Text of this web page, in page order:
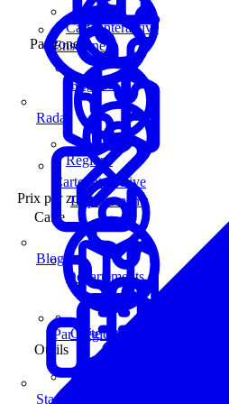
Enseignes
Carte interactive
Prix par zone
Par Région
Régions
Départements
Carte
Carte interactive
Outils
Carte interactive
Par zone
Régions
Départements
Radar
Blog
Statistiques